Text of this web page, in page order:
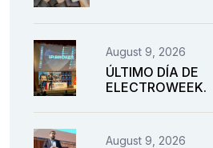
August 9, 2026
ÚLTIMO DÍA DE
ELECTROWEEK.
August 9, 2026